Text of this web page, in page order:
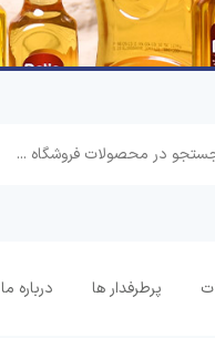
پرطرفدار ها درباره ما